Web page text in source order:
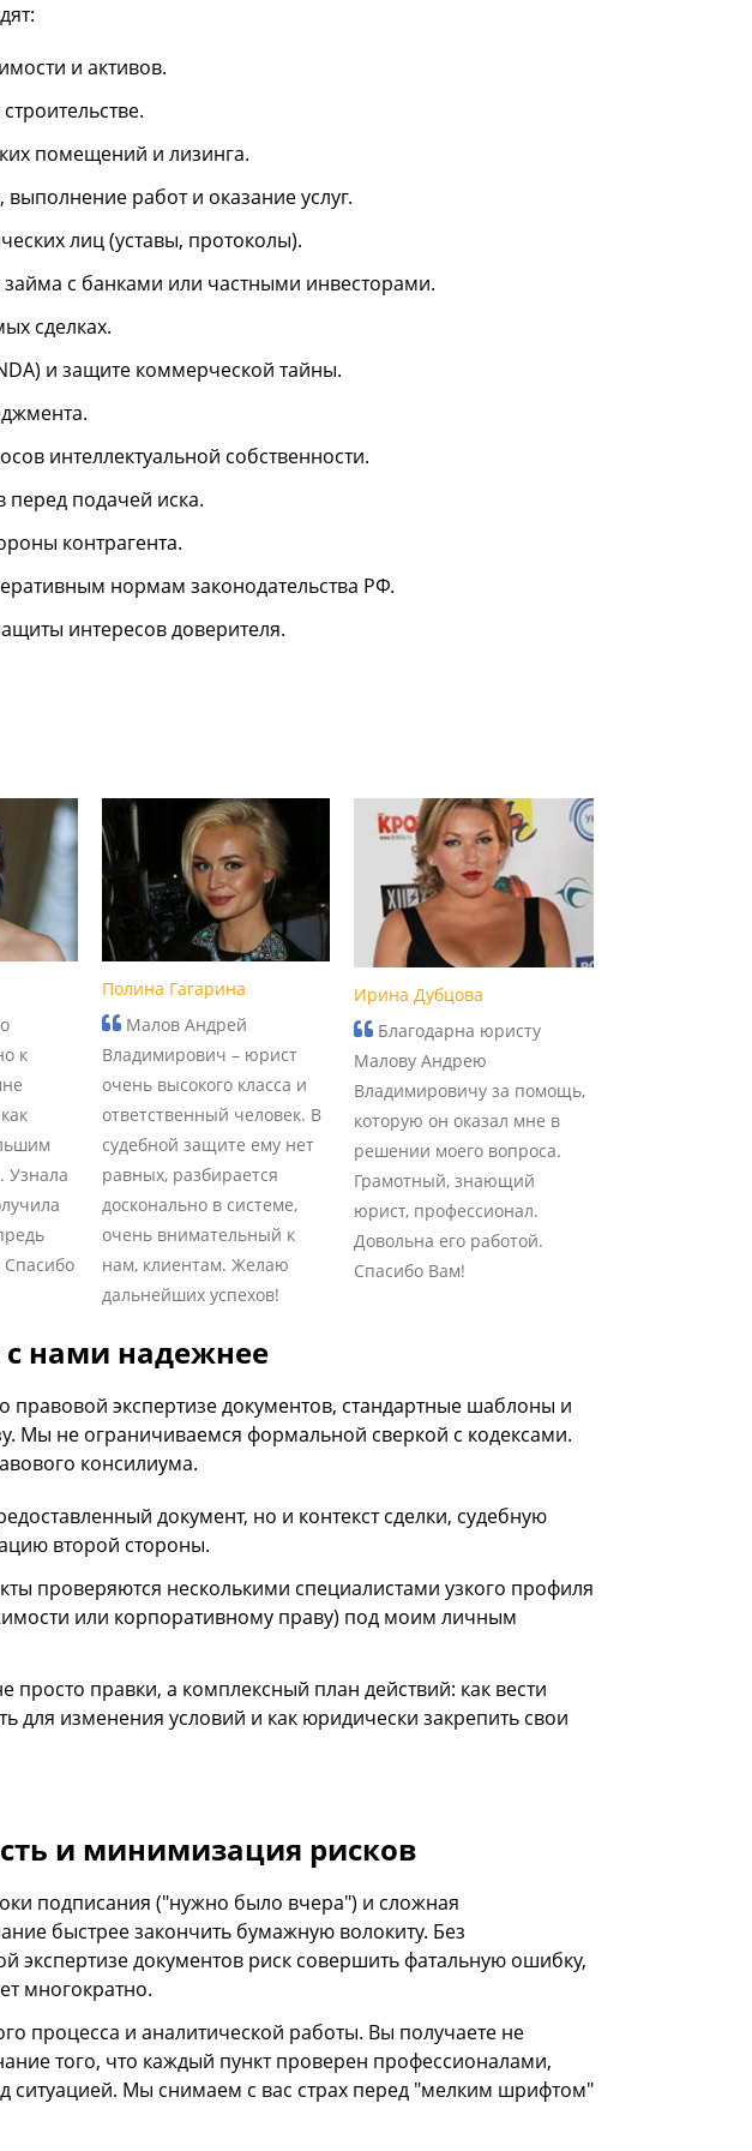
и активов.
помещений и лизинга.
работ и оказание услуг.
лиц (уставы, протоколы).
с банками или частными инвесторами.
сделках.
и защите коммерческой тайны.
интеллектуальной собственности.
перед подачей иска.
контрагента.
нормам законодательства РФ.
интересов доверителя.
к
Узнала
Полина Гагарина
Малов Андрей
Владимирович – юрист
очень высокого класса и
ответственный человек. В
судебной защите ему нет
равных, разбирается
досконально в системе,
очень внимательный к
нам, клиентам. Желаю
дальнейших успехов!
Ирина Дубцова
Благодарна юристу
Малову Андрею
Владимировичу за помощь,
которую он оказал мне в
решении моего вопроса.
Грамотный, знающий
юрист, профессионал.
Довольна его работой.
Спасибо Вам!
нами надежнее
правовой экспертизе документов, стандартные шаблоны и
Мы не ограничиваемся формальной сверкой с кодексами.
консилиума.
документ, но и контекст сделки, судебную
второй стороны.
проверяются несколькими специалистами узкого профиля
или корпоративному праву) под моим личным
просто правки, а комплексный план действий: как вести
для изменения условий и как юридически закрепить свои
и минимизация рисков
подписания ("нужно было вчера") и сложная
быстрее закончить бумажную волокиту. Без
документов риск совершить фатальную ошибку,
многократно.
процесса и аналитической работы. Вы получаете не
того, что каждый пункт проверен профессионалами,
ситуацией. Мы снимаем с вас страх перед "мелким шрифтом"